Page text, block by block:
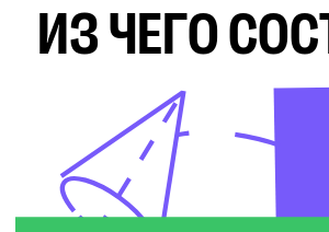
ИЗ ЧЕГО